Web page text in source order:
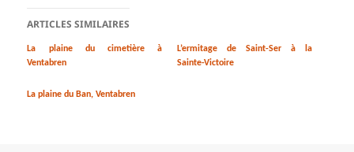
ARTICLES SIMILAIRES
La plaine du cimetière à
Ventabren
L’ermitage de Saint-Ser à la
Sainte-Victoire
La plaine du Ban, Ventabren